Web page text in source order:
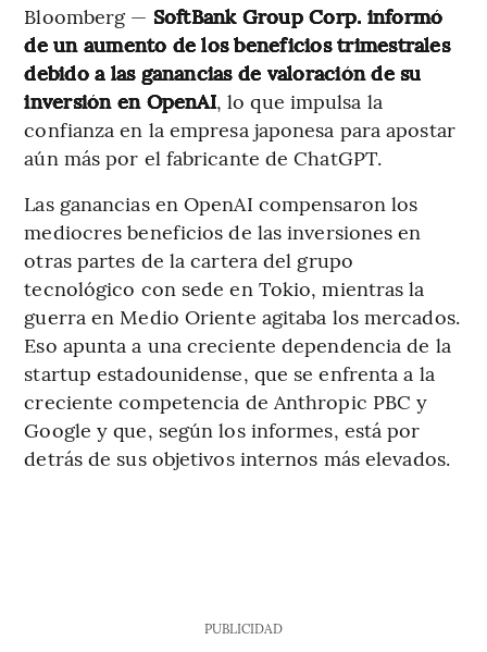
Bloomberg — SoftBank Group Corp. informó
de un aumento de los beneficios trimestrales
debido a las ganancias de valoración de su
inversión en OpenAI, lo que impulsa la
confianza en la empresa japonesa para apostar
aún más por el fabricante de ChatGPT.
Las ganancias en OpenAI compensaron los
mediocres beneficios de las inversiones en
otras partes de la cartera del grupo
tecnológico con sede en Tokio, mientras la
guerra en Medio Oriente agitaba los mercados.
Eso apunta a una creciente dependencia de la
startup estadounidense, que se enfrenta a la
creciente competencia de Anthropic PBC y
Google y que, según los informes, está por
detrás de sus objetivos internos más elevados.
PUBLICIDAD